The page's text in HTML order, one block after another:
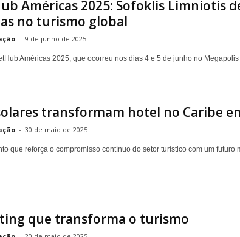
Américas 2025: Sofoklis Limniotis
no turismo global
- 9 de junho de 2025
Américas 2025, que ocorreu nos dias 4 e 5 de junho no
transformam hotel no Caribe
- 30 de maio de 2025
que reforça o compromisso contínuo do setor turístico com um
que transforma o turismo